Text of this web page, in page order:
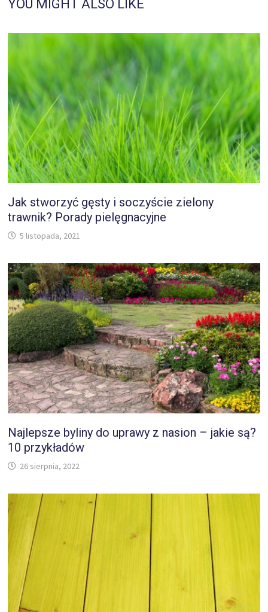
YOU MIGHT ALSO LIKE
Jak stworzyć gęsty i soczyście zielony
trawnik? Porady pielęgnacyjne
5 listopada, 2021
Najlepsze byliny do uprawy z nasion – jakie są?
10 przykładów
26 sierpnia, 2022